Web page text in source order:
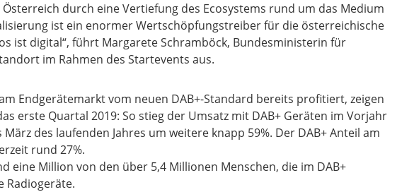
durch eine Vertiefung des Ecosystems rund um das Medium
ist ein enormer Wertschöpfungstreiber für die österreichische
ist digital“, führt Margarete Schramböck, Bundesministerin für
im Rahmen des Startevents aus.
Endgerätemarkt vom neuen DAB+-Standard bereits profitiert, zeigen
erste Quartal 2019: So stieg der Umsatz mit DAB+ Geräten im Vorjahr
des laufenden Jahres um weitere knapp 59%. Der DAB+ Anteil am
rund 27%.
eine Million von den über 5,4 Millionen Menschen, die im DAB+
Radiogeräte.